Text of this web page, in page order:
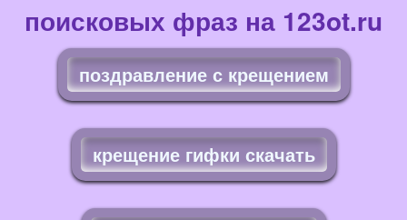
поисковых фраз на 123ot.ru
поздравление с крещением
крещение гифки скачать